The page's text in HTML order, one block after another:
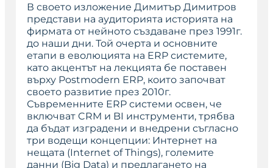
В своето изложение Димитър Димитров
представи на аудиторията историята на
фирмата от нейното създаване през 1991г.
до наши дни. Той очерта и основните
етапи в еволюцията на ERP системите,
като акцентът на лекцията бе поставен
върху Postmodern ERP, които започват
своето развитие през 2010г.
Съвременните ERP системи освен, че
включват CRM и BI инструменти, трябва
да бъдат изградени и внедрени съгласно
три водещи концепции: Интернет на
нещата (Internet of Things), големите
данни (Big Data) и предлагането на